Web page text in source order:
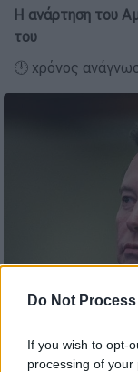
Do Not
If you wish to opt-
processing of
Η ανάρτηση του
του
🕛 χρόνος
Έλον Μασκ/AP